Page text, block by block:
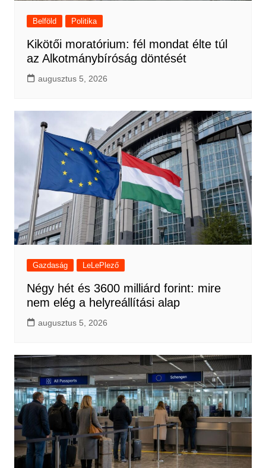
Belföld Politika
Kikötői moratórium: fél mondat élte túl
az Alkotmánybíróság döntését
augusztus 5, 2026
Gazdaság LeLePlező
Négy hét és 3600 milliárd forint: mire
nem elég a helyreállítási alap
augusztus 5, 2026